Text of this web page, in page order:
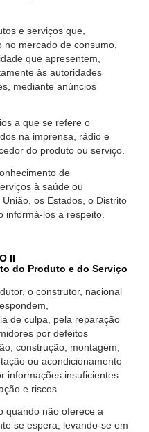
e serviços que,
no mercado de consumo,
que apresentem,
às autoridades
mediante anúncios
a que se refere o
na imprensa, rádio e
do produto ou serviço.
de
à saúde ou
os Estados, o Distrito
informá-los a respeito.
II
do Produto e do Serviço
o construtor, nacional
de culpa, pela reparação
por defeitos
construção, montagem,
ou acondicionamento
informações insuficientes
e riscos.
quando não oferece a
se espera, levando-se em